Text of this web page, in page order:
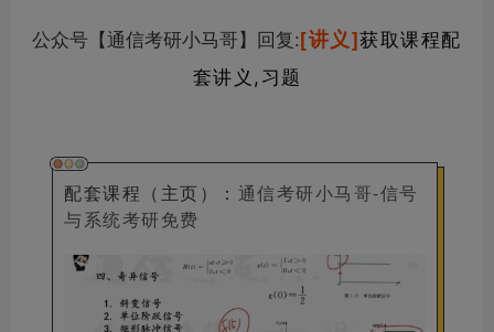
公众号【通信考研小马哥】回复:[讲义]获取课程配
套讲义,习题
配套课程（主页） ： 通信考研小马哥-信号
与系统考研免费